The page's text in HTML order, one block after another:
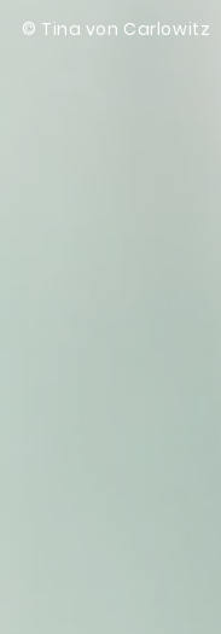
© Tina von Carlowitz